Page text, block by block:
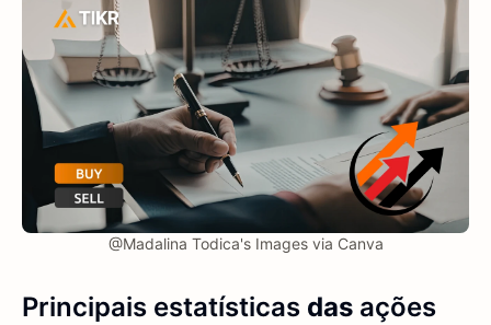
@Madalina Todica's Images via Canva
Principais estatísticas das ações